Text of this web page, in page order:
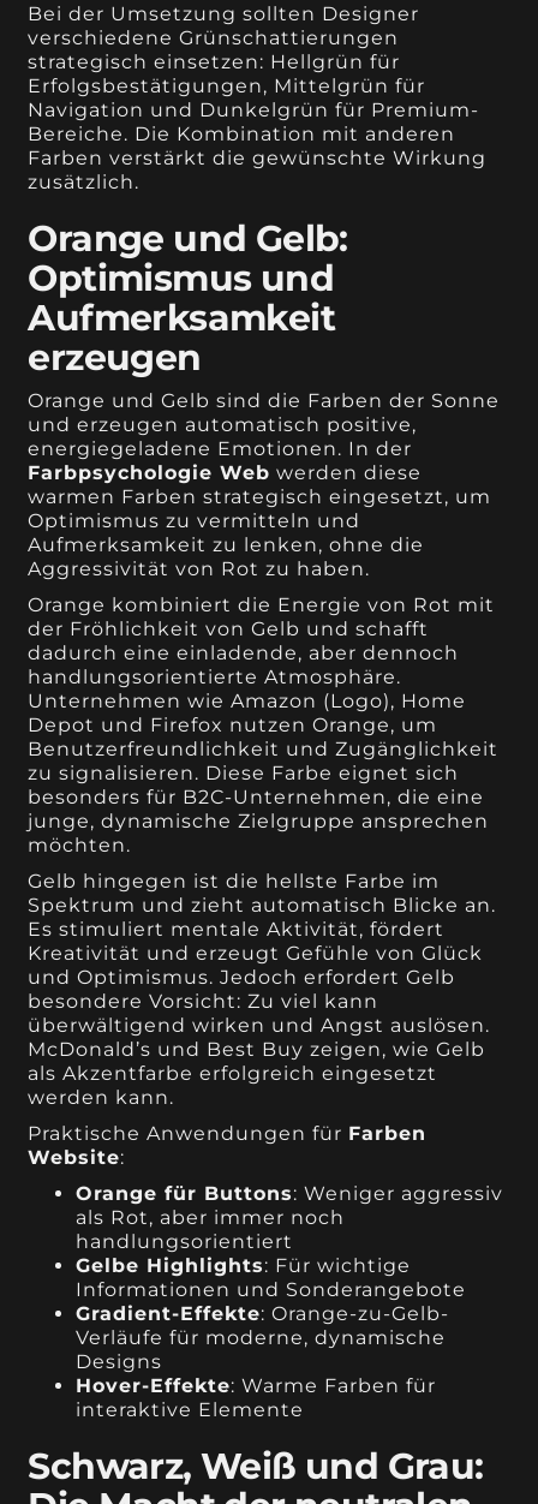
Bei der Umsetzung sollten Designer
verschiedene Grünschattierungen
strategisch einsetzen: Hellgrün für
Erfolgsbestätigungen, Mittelgrün für
Navigation und Dunkelgrün für Premium-
Bereiche. Die Kombination mit anderen
Farben verstärkt die gewünschte Wirkung
zusätzlich.
Orange und Gelb:
Optimismus und
Aufmerksamkeit
erzeugen
Orange und Gelb sind die Farben der Sonne
und erzeugen automatisch positive,
energiegeladene Emotionen. In der
Farbpsychologie Web werden diese
warmen Farben strategisch eingesetzt, um
Optimismus zu vermitteln und
Aufmerksamkeit zu lenken, ohne die
Aggressivität von Rot zu haben.
Orange kombiniert die Energie von Rot mit
der Fröhlichkeit von Gelb und schafft
dadurch eine einladende, aber dennoch
handlungsorientierte Atmosphäre.
Unternehmen wie Amazon (Logo), Home
Depot und Firefox nutzen Orange, um
Benutzerfreundlichkeit und Zugänglichkeit
zu signalisieren. Diese Farbe eignet sich
besonders für B2C-Unternehmen, die eine
junge, dynamische Zielgruppe ansprechen
möchten.
Gelb hingegen ist die hellste Farbe im
Spektrum und zieht automatisch Blicke an.
Es stimuliert mentale Aktivität, fördert
Kreativität und erzeugt Gefühle von Glück
und Optimismus. Jedoch erfordert Gelb
besondere Vorsicht: Zu viel kann
überwältigend wirken und Angst auslösen.
McDonald’s und Best Buy zeigen, wie Gelb
als Akzentfarbe erfolgreich eingesetzt
werden kann.
Praktische Anwendungen für Farben
Website:
Orange für Buttons: Weniger aggressiv
als Rot, aber immer noch
handlungsorientiert
Gelbe Highlights: Für wichtige
Informationen und Sonderangebote
Gradient-Effekte: Orange-zu-Gelb-
Verläufe für moderne, dynamische
Designs
Hover-Effekte: Warme Farben für
interaktive Elemente
Schwarz, Weiß und Grau: